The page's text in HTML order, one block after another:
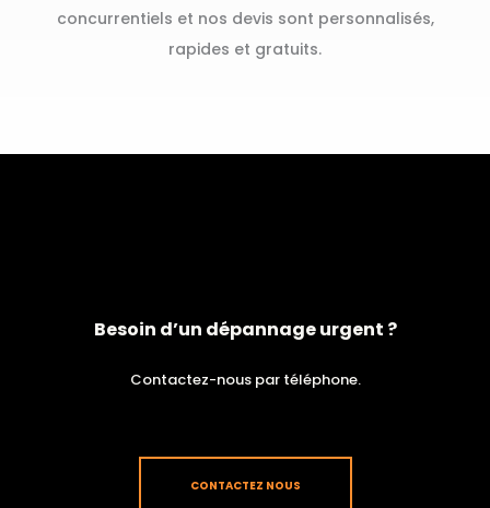
concurrentiels et nos devis sont personnalisés,
rapides et gratuits.
Besoin d’un dépannage urgent ?
Contactez-nous par téléphone.
CONTACTEZ NOUS